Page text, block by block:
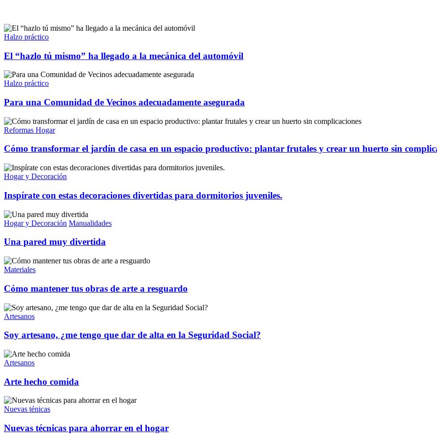
Halzo práctico
El “hazlo tú mismo” ha llegado a la mecánica del automóvil
Halzo práctico
Para una Comunidad de Vecinos adecuadamente asegurada
Reformas Hogar
Cómo transformar el jardín de casa en un espacio productivo: plantar frutales y crear un huerto sin
Hogar y Decoración
Inspírate con estas decoraciones divertidas para dormitorios juveniles.
Hogar y Decoración Manualidades
Una pared muy divertida
Materiales
Cómo mantener tus obras de arte a resguardo
Artesanos
Soy artesano, ¿me tengo que dar de alta en la Seguridad Social?
Artesanos
Arte hecho comida
Nuevas ténicas
Nuevas técnicas para ahorrar en el hogar